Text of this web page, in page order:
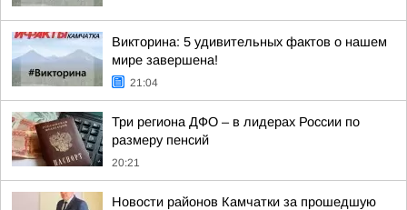
Викторина: 5 удивительных фактов о нашем
мире завершена!
21:04
Три региона ДФО – в лидерах России по
размеру пенсий
20:21
Новости районов Камчатки за прошедшую